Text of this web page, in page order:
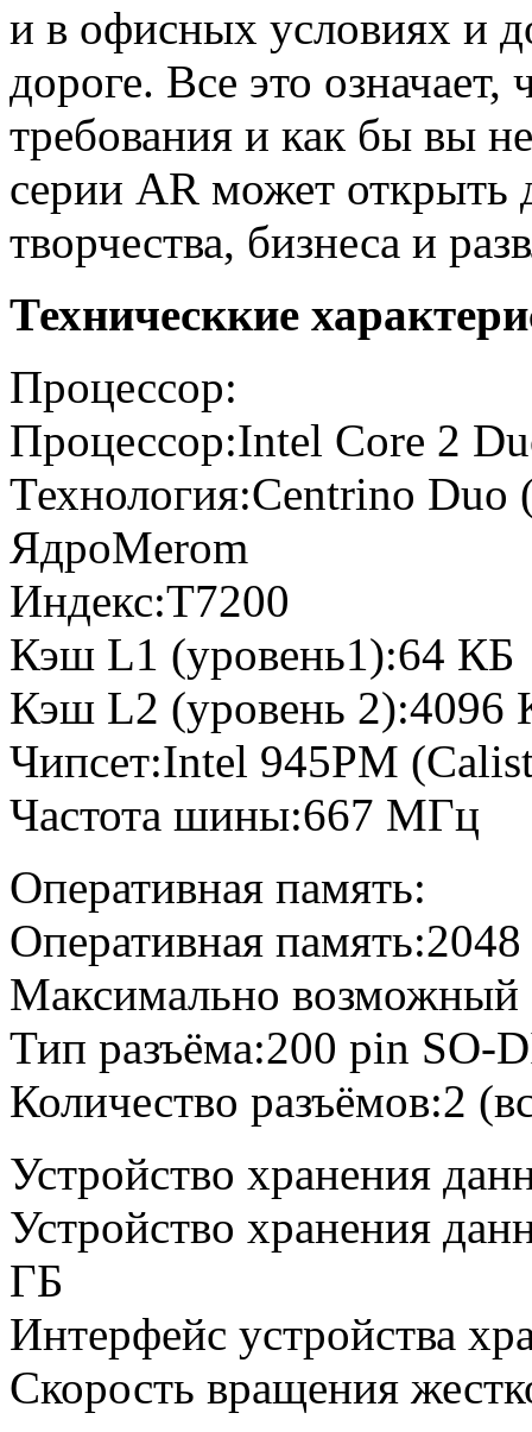
и в офисных условиях и
дороге. Все это
требования и как бы вы
серии AR может
творчества, бизнеса и
Техническкие
Процессор:
Процессор:Intel Core 2
Технология:Centrino Duo
ЯдроMerom
Индекс:T7200
Кэш L1 (уровень1):64 КБ
Кэш L2 (уровень 2):4096
Чипсет:Intel 945PM
Частота шины:667 МГц
Оперативная память:
Оперативная
Максимально
Тип разъёма:200 pin SO-
Количество разъёмов:2
Устройство хранения
Устройство хранения
ГБ
Интерфейс устройства
Скорость вращения